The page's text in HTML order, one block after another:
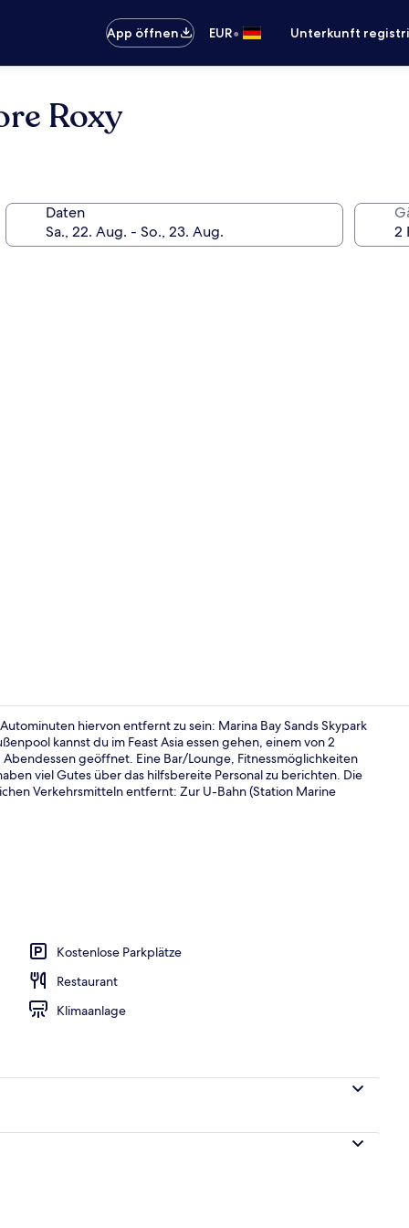
App öffnen
EUR• Unterkunft
Roxy
Daten
2
hiervon entfernt zu sein: Marina Bay Sands Skypark
kannst du im Feast Asia essen gehen, einem von 2
geöffnet. Eine Bar/Lounge, Fitnessmöglichkeiten
viel Gutes über das hilfsbereite Personal zu berichten. Die
Verkehrsmitteln entfernt: Zur U-Bahn (Station Marine
Kostenlose Parkplätze
Restaurant
Klimaanlage